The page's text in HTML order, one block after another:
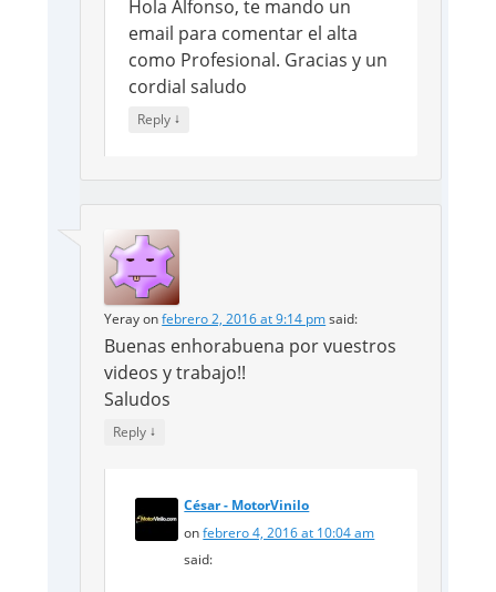
Hola Alfonso, te mando un
email para comentar el alta
como Profesional. Gracias y un
cordial saludo
Reply ↓
Yerayonfebrero 2, 2016 at 9:14 pmsaid:
Buenas enhorabuena por vuestros
videos y trabajo!!
Saludos
Reply ↓
César - MotorVinilo
onfebrero 4, 2016 at 10:04 am
said: